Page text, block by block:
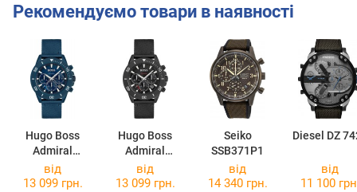
Рекомендуємо товари в наявності
Hugo Boss
Admiral
1513919
Hugo Boss
Admiral
1513918
Seiko
SSB371P1
Diesel DZ
від
13 099 грн.
від
13 099 грн.
від
14 340 грн.
від
11 100